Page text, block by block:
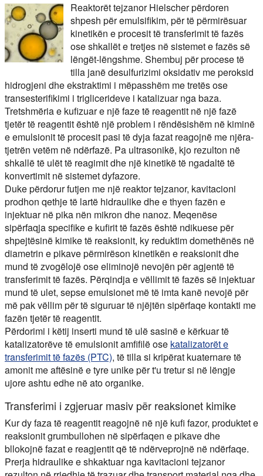
Reaktorët tejzanor Hielscher përdoren
shpesh për emulsifikim, për të përmirësuar
kinetikën e procesit të transferimit të fazës
ose shkallët e tretjes në sistemet e fazës së
lëngët-lëngshme. Shembuj për procese të
tilla janë desulfurizimi oksidativ me peroksid
hidrogjeni dhe ekstraktimi i mëpasshëm me tretës ose
transesterifikimi i triglicerideve i katalizuar nga baza.
Tretshmëria e kufizuar e një faze të reagentit në një fazë
tjetër të reagentit është një problem i rëndësishëm në kiminë
e emulsionit të procesit pasi të dyja fazat reagojnë me njëra-
tjetrën vetëm në ndërfazë. Pa ultrasonikë, kjo rezulton në
shkallë të ulët të reagimit dhe një kinetikë të ngadaltë të
konvertimit në sistemet dyfazore.
Duke përdorur futjen me një reaktor tejzanor, kavitacioni
prodhon qethje të lartë hidraulike dhe e thyen fazën e
injektuar në pika nën mikron dhe nanoz. Meqenëse
sipërfaqja specifike e kufirit të fazës është ndikuese për
shpejtësinë kimike të reaksionit, ky reduktim domethënës në
diametrin e pikave përmirëson kinetikën e reaksionit dhe
mund të zvogëlojë ose eliminojë nevojën për agjentë të
transferimit të fazës. Përqindja e vëllimit të fazës së injektuar
mund të ulet, sepse emulsionet më të imta kanë nevojë për
më pak vëllim për të siguruar të njëjtën sipërfaqe kontakti me
fazën tjetër të reagentit.
Përdorimi i këtij inserti mund të ulë sasinë e kërkuar të
katalizatorëve të emulsionit amfifilë ose katalizatorët e
transferimit të fazës (PTC), të tilla si kripërat kuaternare të
amonit me aftësinë e tyre unike për t'u tretur si në lëngje
ujore ashtu edhe në ato organike.
Transferimi i zgjeruar masiv për reaksionet kimike
Kur dy faza të reagentit reagojnë në një kufi fazor, produktet e
reaksionit grumbullohen në sipërfaqen e pikave dhe
bllokojnë fazat e reagjentit që të ndërveprojnë në ndërfaqe.
Prerja hidraulike e shkaktuar nga kavitacioni tejzanor